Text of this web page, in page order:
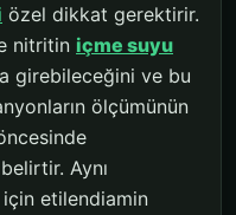
özel dikkat gerektirir.
nitritin içme suyu
girebileceğini ve bu
ölçümünün
Aynı
etilendiamin